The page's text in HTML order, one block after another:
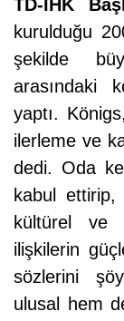
TD-IHK
kurulduğu
şekilde
arasındaki
yaptı.
ilerleme ve
dedi. Oda
kabul ettirip,
kültürel ve
ilişkilerin
sözlerini
ulusal hem